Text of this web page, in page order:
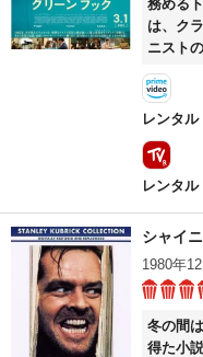
務める
は、ク
ニスト
アリ)の
ーは人
を計画
違う彼
けていく
レンタル
レンタル
シャイ
1980年
冬の間
得た小